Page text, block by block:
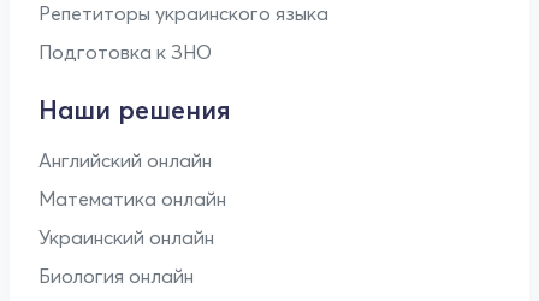
Репетиторы украинского языка
Подготовка к ЗНО
Наши решения
Английский онлайн
Математика онлайн
Украинский онлайн
Биология онлайн